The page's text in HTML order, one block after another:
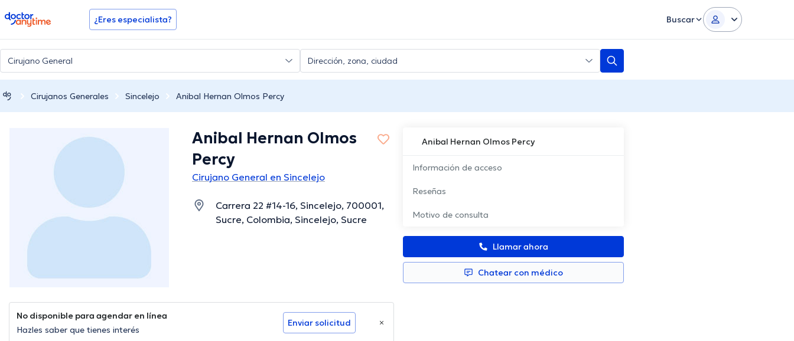
doctoranytime ¿Eres especialista? Buscar
Cirujanos Generales Sincelejo Anibal Hernan Olmos Percy
Anibal Hernan Olmos Percy
Información de acceso
Reseñas
Motivo de consulta
Llamar ahora
Chatear con médico
Anibal Hernan Olmos
Percy
Cirujano General en Sincelejo
Carrera 22 #14-16, Sincelejo, 700001,
Sucre, Colombia, Sincelejo, Sucre
No disponible para agendar en línea
Hazles saber que tienes interés
Enviar solicitud